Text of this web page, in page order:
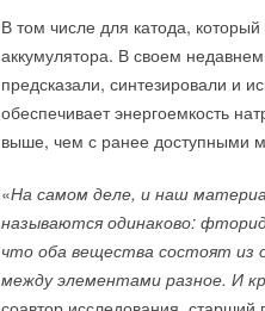
В том числе для катода,
аккумулятора. В своем
предсказали, синтезировали и
обеспечивает энергоемкость
выше, чем с ранее доступными
«На самом деле, и наш
называются одинаково:
что оба вещества состоят из
между элементами разное. И
диагонали через участок,
Американо и рынком Торре
с одной стороны и частный сад
2. Крепежные элементы
3. Разделительный слой —
TERRAISOL®
4. Уклонообразующий слой —
5. Теплоизоляционный слой —
6. Пароизоляционный слой —